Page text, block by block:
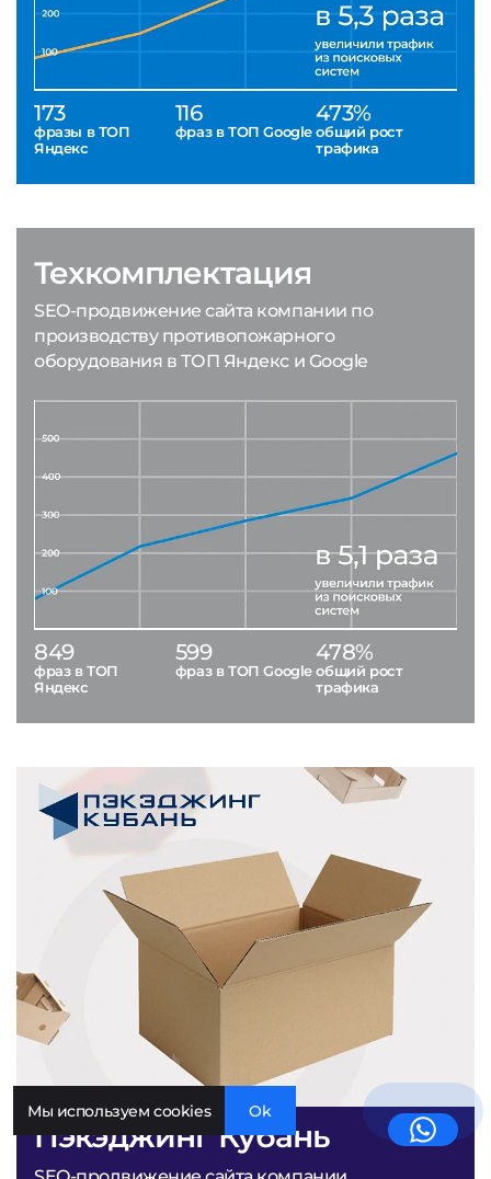
173
фразы в ТОП
Яндекс
116
фраз в ТОП Google
473%
общий рост
трафика
Пэкэджинг Кубань
Техкомплектация
SEO-продвижение сайта компании по
производству противопожарного
оборудования в ТОП Яндекс и Google
849
фраз в ТОП
Яндекс
599
фраз в ТОП Google
478%
общий рост
трафика
Мы используем cookies Ok